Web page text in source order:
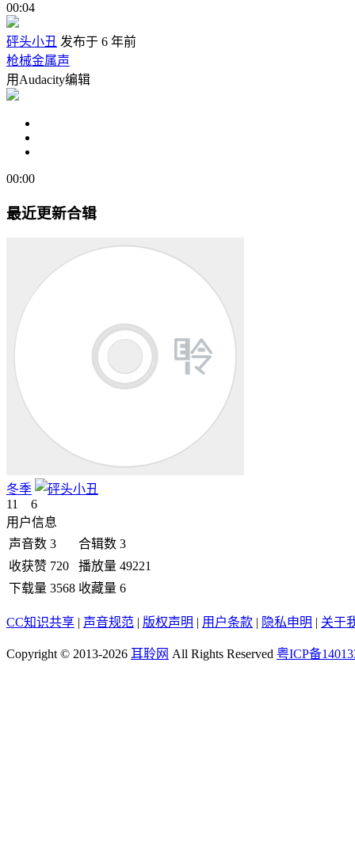
00:04
砰头小丑 发布于 6 年前
枪械金属声
用Audacity编辑
00:00
最近更新合辑
冬季
11
6
用户信息
声音数 3 合辑数 3
收获赞 720 播放量 49221
下载量 3568 收藏量 6
CC知识共享 | 声音规范 | 版权声明 | 用户条款 | 隐私申明 | 关于
Copyright © 2013-2026 耳聆网 All Rights Reserved 粤ICP备